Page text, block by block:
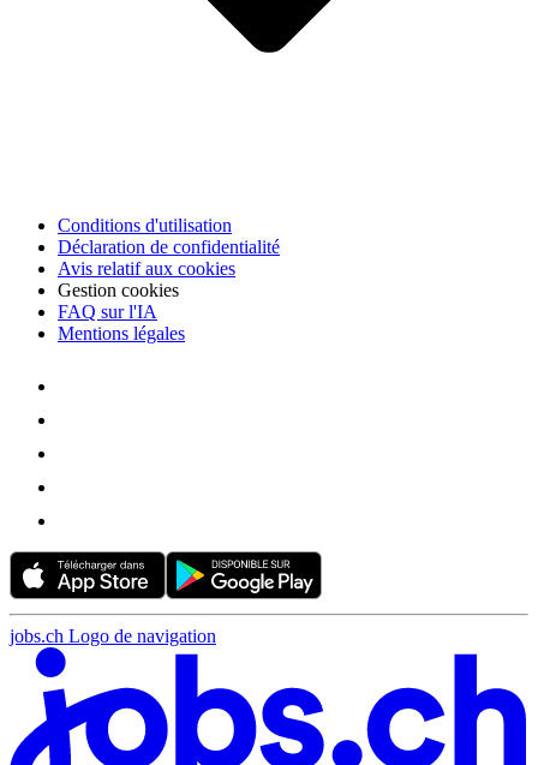
Conditions d'utilisation
Déclaration de confidentialité
Avis relatif aux cookies
Gestion cookies
FAQ sur l'IA
Mentions légales
jobs.ch Logo de navigation